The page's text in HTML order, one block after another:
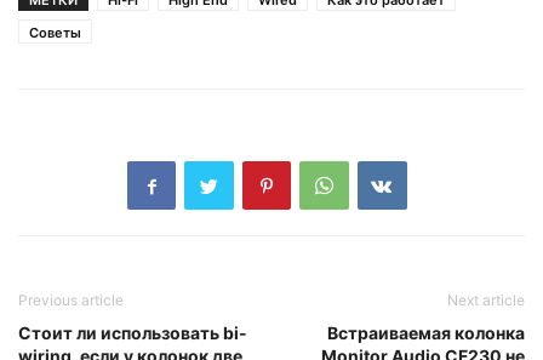
Советы
Previous article
Стоит ли использовать bi-
Next article
Встраиваемая колонка